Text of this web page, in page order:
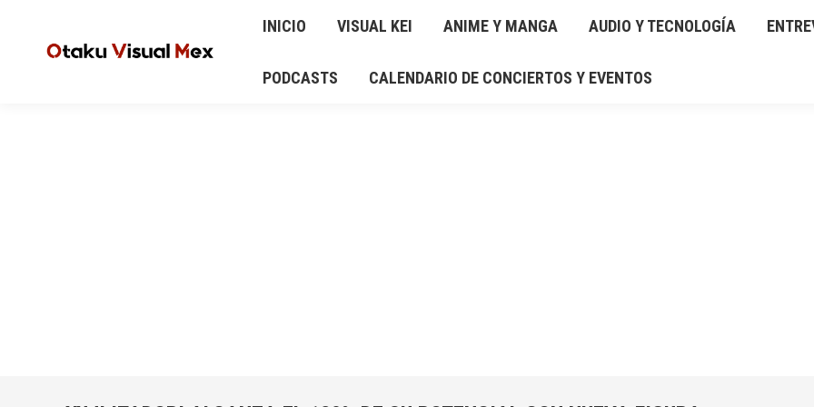
INICIO VISUAL KEI ANIME Y MANGA AUDIO Y TECNOLOGÍA
PODCASTS CALENDARIO DE CONCIERTOS Y EVENTOS
ANIME Y MANGA AUDIO Y TECNOLOGÍA ENTREVISTAS RESEÑAS
CALENDARIO DE CONCIERTOS Y EVENTOS